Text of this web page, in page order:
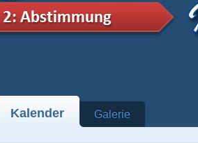
Kalender Galerie